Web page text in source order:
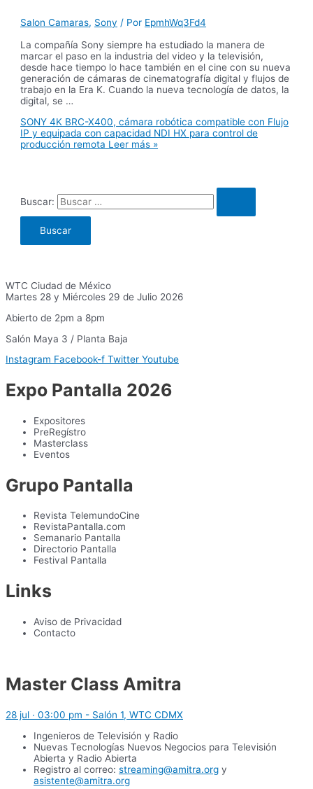
Salon Camaras, Sony / Por EpmhWq3Fd4
La compañía Sony siempre ha estudiado la manera de
marcar el paso en la industria del video y la televisión,
desde hace tiempo lo hace también en el cine con su nueva
generación de cámaras de cinematografía digital y flujos de
trabajo en la Era K. Cuando la nueva tecnología de datos, la
digital, se …
SONY 4K BRC-X400, cámara robótica compatible con Flujo
IP y equipada con capacidad NDI HX para control de
producción remota Leer más »
Buscar:
WTC Ciudad de México
Martes 28 y Miércoles 29 de Julio 2026
Abierto de 2pm a 8pm
Salón Maya 3 / Planta Baja
Instagram Facebook-f Twitter Youtube
Expo Pantalla 2026
Expositores
PreRegístro
Masterclass
Eventos
Grupo Pantalla
Revista TelemundoCine
RevistaPantalla.com
Semanario Pantalla
Directorio Pantalla
Festival Pantalla
Links
Aviso de Privacidad
Contacto
Master Class Amitra
28 jul · 03:00 pm - Salón 1, WTC CDMX
Ingenieros de Televisión y Radio
Nuevas Tecnologías Nuevos Negocios para Televisión
Abierta y Radio Abierta
Registro al correo: streaming@amitra.org y
asistente@amitra.org